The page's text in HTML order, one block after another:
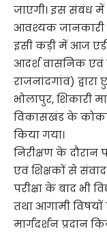
जाएगी। इस संबंध में
आवश्यक जानकारी
इसी कड़ी में आज
आदर्श वासनिक एवं
राजनांदगांव)
भोलापुर, शिकारी
विकासखंड के
किया गया।
निरीक्षण के दौरान
एवं शिक्षकों से
परीक्षा के बाद भी
तथा आगामी
मार्गदर्शन प्रदान